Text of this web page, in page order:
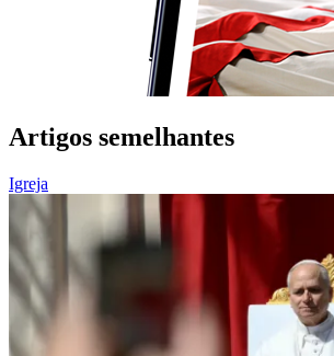
Artigos semelhantes
Igreja